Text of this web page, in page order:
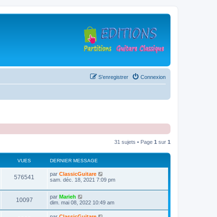
Connexion
S’enregistrer
31 sujets • Page 1 sur 1
VUES DERNIER MESSAGE
576541
u
D
e
n
i
e
par ClassicGuitare
sam. déc. 18, 2021 7:09 pm
10097V
u
D
e
par Marieh
dim. mai 08, 2022 10:49 am